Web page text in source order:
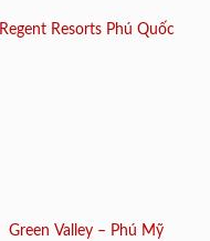
Regent Resorts Phú Quốc
Green Valley – Phú Mỹ